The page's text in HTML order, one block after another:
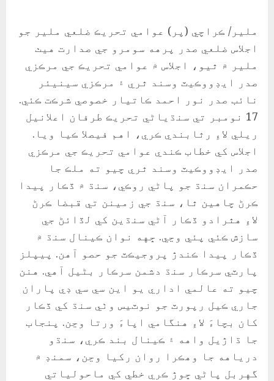
ملير/ ڪراچي (پر) عوامي تحريڪ ضلعي ملير جو
اجلاس ضلعي صدر پرهه سومرو جي صدارت هيٺ
ملير ۾ ٿيو، اجلاس ۾ عوامي تحريڪ جي مرڪزي
صدر ايڊووڪيٽ وسند ٿري ۽ مرڪزي سينيئر
نائب صدر نور احمد ڪاتيار خصوصي شرڪت ڪئي.
17 نومبر تي سنڌياڻي تحريڪ طرفان اعلانيل
ريلي لاءِ رٿابندي ڪري، اهم فيصلا ڪيا ويا.
اجلاس کي خطاب ڪندي عوامي تحريڪ جي مرڪزي
صدر ايڊووڪيٽ وسند ٿري چيو ته ملڪ جا
حڪمران سنڌ جو پاڻي روڪي، سنڌ ۾ ڏڪار پيدا
ڪرڻ چاهين ٿا، سنڌ جي زمينن تي قبضا ڪرڻ
لاءِ هٿرادو ڏڪار آڻي سنڌين کي لڏائڻ جي
سازش ڪئي پئي وڃي. ڇهه نوان ڪينال سنڌ ۾
ڏڪار پيدا ڪندڙ پروجيڪٽ جو حصو آهن. پيپلز
پارٽي سرڪار سنڌ دشمن سرڪار بڻيل آهي. هنن
چيو ته عالمي اداري يو اين سي سي ڊي پاران
جاري ڪيل رپورٽ جو نوٽيس وٺي سنڌ کي ڏڪار
کان بچاءَ لاءِ هنگامي اپاءَ ورتا وڃن. پنجاب
جا ڌاڙيل واهه ۽ ڪينال بند ڪري، سنڌو
درياهه جا وهڪرا روان رکيا وڃن، سمنڊ ۾
گهربل پاڻي ڇوڙ ڪري خطي کي ماحولياتي